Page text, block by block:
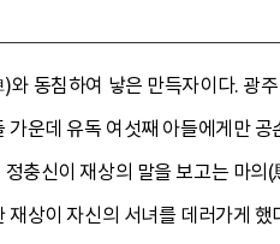
동침하여 낳은 만득자이다. 광
운데 유독 여섯째 아들에게만
충신이 재상의 말을 보고는 마
상이 자신의 서녀를 데러가게